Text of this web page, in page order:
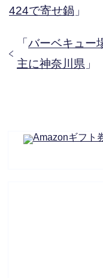
424で寄せ鍋 」
「バーベキュー
主に神奈川県 」
Amazonギフト